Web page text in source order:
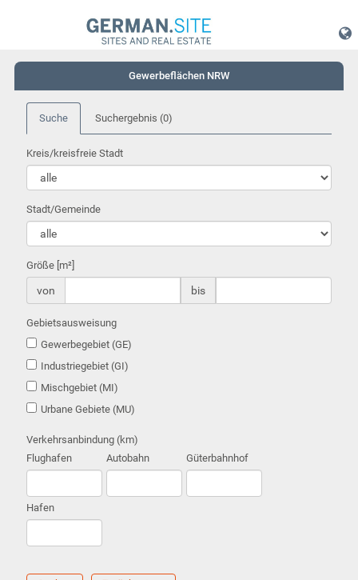
Gewerbeflächen NRW
Suche Suchergebnis (0)
Kreis/kreisfreie Stadt
Stadt/Gemeinde
Größe [m²]
von bis
Gebietsausweisung
Gewerbegebiet (GE)
Industriegebiet (GI)
Mischgebiet (MI)
Urbane Gebiete (MU)
Verkehrsanbindung (km)
Flughafen
Autobahn Güterbahnhof
Hafen